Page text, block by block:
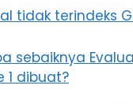
tidak terindeks
sebaiknya
1 dibuat?